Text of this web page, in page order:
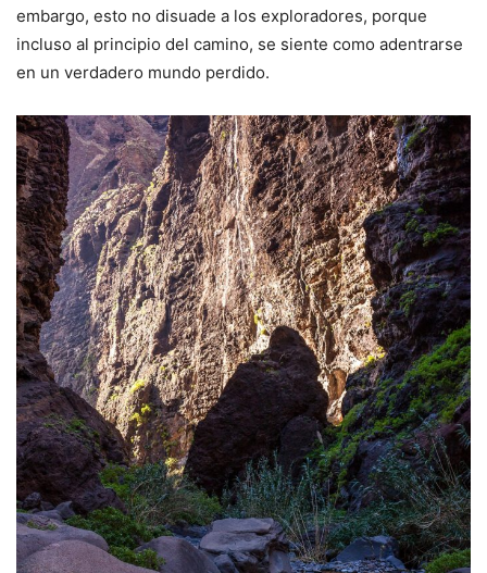
embargo, esto no disuade a los exploradores, porque
incluso al principio del camino, se siente como adentrarse
en un verdadero mundo perdido.